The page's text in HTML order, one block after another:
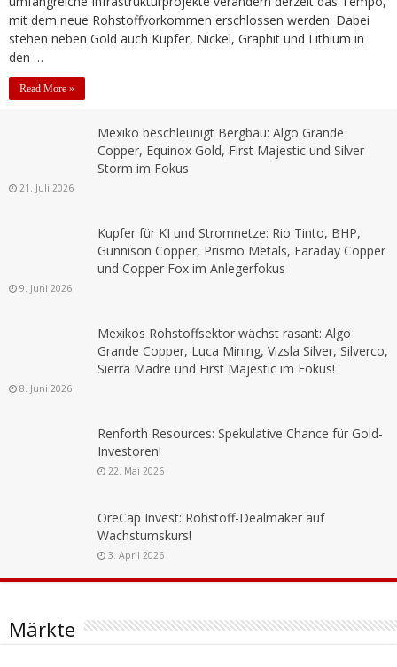
mit dem neue Rohstoffvorkommen erschlossen werden. Dabei
stehen neben Gold auch Kupfer, Nickel, Graphit und Lithium in
den …
Read More »
Mexiko beschleunigt Bergbau: Algo Grande
Copper, Equinox Gold, First Majestic und Silver
Storm im Fokus
21. Juli 2026
Kupfer für KI und Stromnetze: Rio Tinto, BHP,
Gunnison Copper, Prismo Metals, Faraday Copper
und Copper Fox im Anlegerfokus
9. Juni 2026
Mexikos Rohstoffsektor wächst rasant: Algo
Grande Copper, Luca Mining, Vizsla Silver, Silverco,
Sierra Madre und First Majestic im Fokus!
8. Juni 2026
Renforth Resources: Spekulative Chance für Gold-
Investoren!
22. Mai 2026
OreCap Invest: Rohstoff-Dealmaker auf
Wachstumskurs!
3. April 2026
Märkte